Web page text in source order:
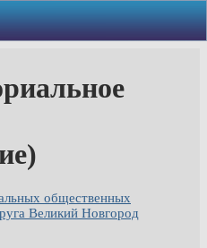
общественных
Великий Новгород